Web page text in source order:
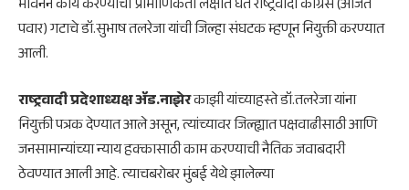
भावनेने कार्य करण्याची प्रामाणिकता लक्षात घेत राष्ट्रवादी काँग्रेस (अजित
पवार) गटाचे डॉ.सुभाष तलरेजा यांची जिल्हा संघटक म्हणून नियुक्ती करण्यात
आली.
राष्ट्रवादी प्रदेशाध्यक्ष ॲड.नाझेरकाझी यांच्याहस्ते डॉ.तलरेजा यांना
नियुक्ती पत्रक देण्यात आले असून, त्यांच्यावर जिल्ह्यात पक्षवाढीसाठी आणि
जनसामान्यांच्या न्याय हक्कासाठी काम करण्याची नैतिक जवाबदारी
ठेवण्यात आली आहे. त्याचबरोबर मुंबई येथे झालेल्या